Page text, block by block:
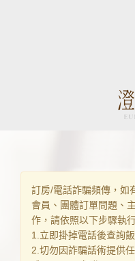
訂房/電話詐騙頻傳，如
會員、團體訂單問題、
作，請依照以下步驟執行
1.立即掛掉電話後查詢
2.切勿因詐騙話術提供